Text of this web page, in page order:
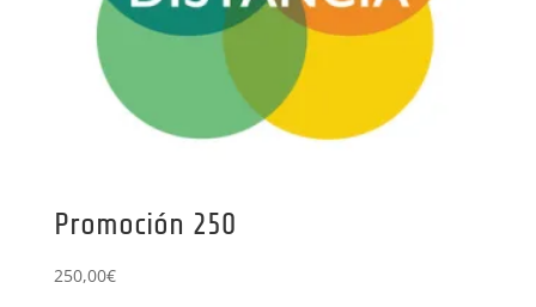
Promoción 250
250,00€